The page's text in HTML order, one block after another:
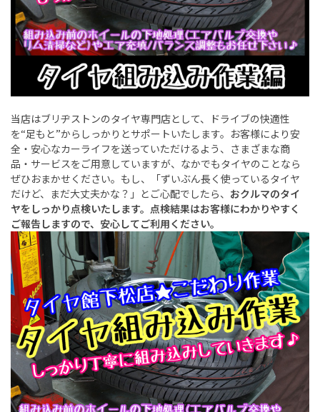
当店はブリヂストンのタイヤ専門店として、ドライブの快適性
を“足もと”からしっかりとサポートいたします。お客様により安
全・安心なカーライフを送っていただけるよう、さまざまな商
品・サービスをご用意していますが、なかでもタイヤのことなら
ぜひおまかせください。もし、「ずいぶん長く使っているタイヤ
だけど、まだ大丈夫かな？」とご心配でしたら、 おクルマのタイ
ヤをしっかり点検いたします。点検結果はお客様にわかりやすく
ご報告しますので、安心してご利用ください。